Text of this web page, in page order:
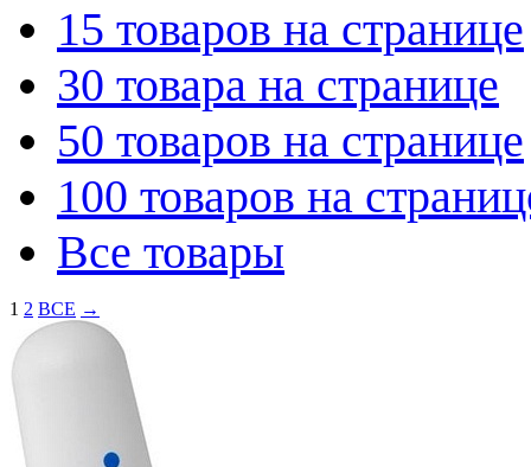
15 товаров на странице
30 товара на странице
50 товаров на странице
100 товаров на
Все товары
1 2 ВСЕ →